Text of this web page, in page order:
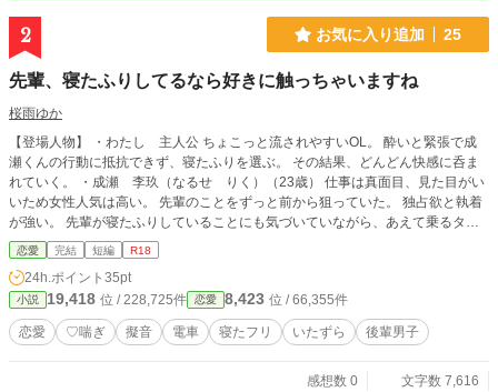
2 お気に入り追加 25
先輩、寝たふりしてるなら好きに触っちゃいますね
桜雨ゆか
【登場人物】 ・わたし 主人公 ちょこっと流されやすいOL。 酔いと緊張で成
瀬くんの行動に抵抗できず、寝たふりを選ぶ。 その結果、どんどん快感に呑ま
れていく。 ・成瀬 李玖（なるせ りく）（23歳） 仕事は真面目、見た目がい
いため女性人気は高い。 先輩のことをずっと前から狙っていた。 独占欲と執着
が強い。 先輩が寝たふりしていることにも気づいていながら、あえて乗るタイ
プ。 愛情深く一途だが、快楽面では攻めが激しい。 【あらすじ】 会社の飲み会
帰り、わたしはほろ酔いで電車に乗り込んだ。 少ししてやってきたのは後輩の
成瀬李玖だった。 わたしはそのうち、うとうとと寝てしまうが、ふわりと膝を
撫でられて目を覚ます。 薄目で確認すれば、成瀬くんがわたしの足を撫でてい
た。 拒まなければいけないのに、わたしは「寝たふり」をしてしまう。 成瀬く
んの手はどんどん大胆になっていって――そのまま、下着の上から。
恋愛 完結 短編 R18
24h.ポイント 35pt
小説 19,418 位 / 228,725件 恋愛 8,423 位 / 66,355件
恋愛 ♡喘ぎ 擬音 電車 寝たフリ いたずら 後輩男子
感想数 0
文字数 7,616